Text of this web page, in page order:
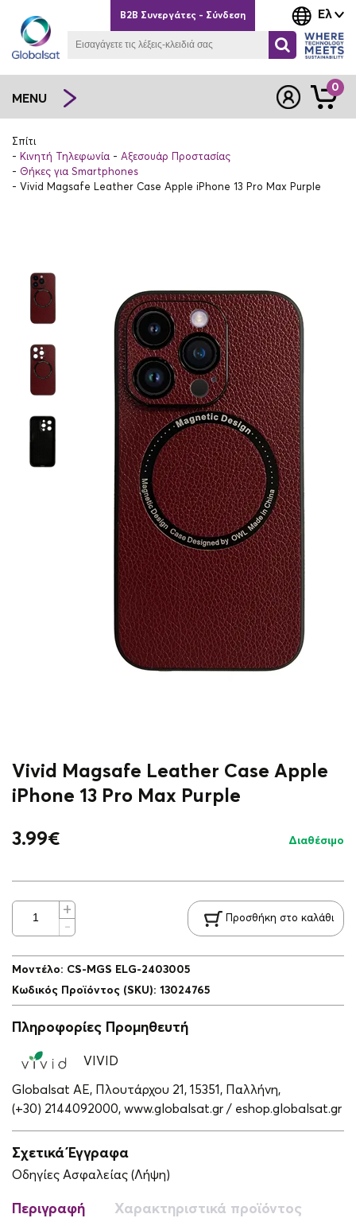
Ελ
B2B Συνεργάτες - Σύνδεση
MENU
0
Σπίτι
Κινητή Τηλεφωνία
Αξεσουάρ Προστασίας
Θήκες για Smartphones
Vivid Magsafe Leather Case Apple iPhone 13 Pro Max Purple
Vivid Magsafe Leather Case Apple
iPhone 13 Pro Max Purple
3.99€ Διαθέσιμο
Προσθήκη στο καλάθι
Μοντέλο: CS-MGS ELG-2403005
Κωδικός Προϊόντος (SKU): 13024765
Πληροφορίες Προμηθευτή
VIVID
Globalsat ΑΕ, Πλουτάρχου 21, 15351, Παλλήνη,
(+30) 2144092000, www.globalsat.gr / eshop.globalsat.gr
Σχετικά Έγγραφα
Οδηγίες Ασφαλείας (Λήψη)
Περιγραφή Χαρακτηριστικά προϊόντος